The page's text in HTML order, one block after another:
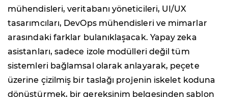
mühendisleri, veritabanı yöneticileri, UI/UX
tasarımcıları, DevOps mühendisleri ve mimarlar
arasındaki farklar bulanıklaşacak. Yapay zeka
asistanları, sadece izole modülleri değil tüm
sistemleri bağlamsal olarak anlayarak, peçete
üzerine çizilmiş bir taslağı projenin iskelet koduna
dönüştürmek, bir gereksinim belgesinden şablon